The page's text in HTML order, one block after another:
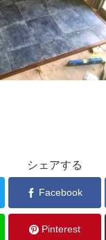
シェアする
Facebook
Pinterest